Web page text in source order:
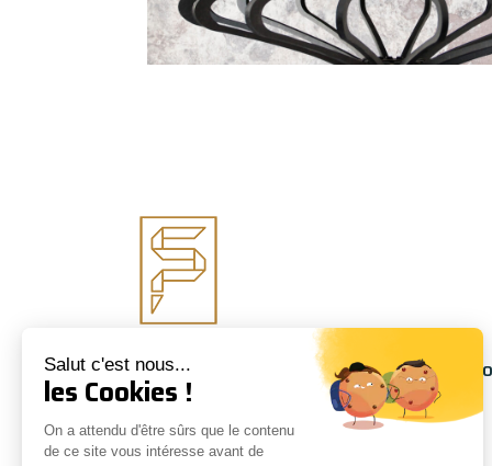
Salut c'est nous...
les Cookies !
On a attendu d'être sûrs que le contenu
de ce site vous intéresse avant de
Suivez-nous
À propos